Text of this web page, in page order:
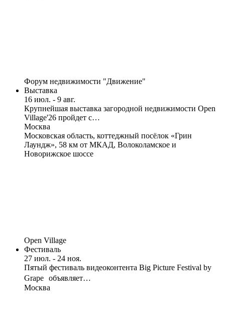
Форум недвижимости "Движение"
Выставка
16 июл. - 9 авг.
Крупнейшая выставка загородной недвижимости Open
Village'26 пройдет с…
Москва
Московская область, коттеджный посёлок «Грин
Лаундж», 58 км от МКАД, Волоколамское и
Новорижское шоссе
Open Village
Фестиваль
27 июл. - 24 ноя.
Пятый фестиваль видеоконтента Big Picture Festival by
Grape объявляет…
Москва